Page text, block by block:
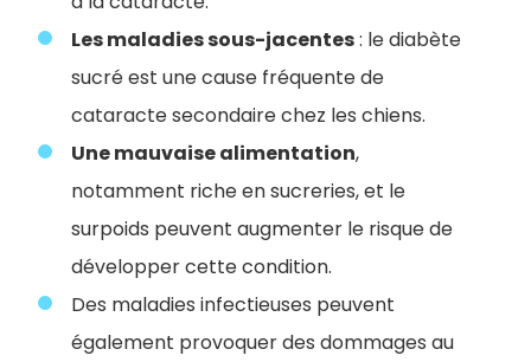
Les maladies sous-jacentes: le diabète
sucré est une cause fréquente de
cataracte secondaire chez les chiens.
Une mauvaise alimentation,
notamment riche en sucreries, et le
surpoids peuvent augmenter le risque de
développer cette condition.
Des maladies infectieuses peuvent
également provoquer des dommages au